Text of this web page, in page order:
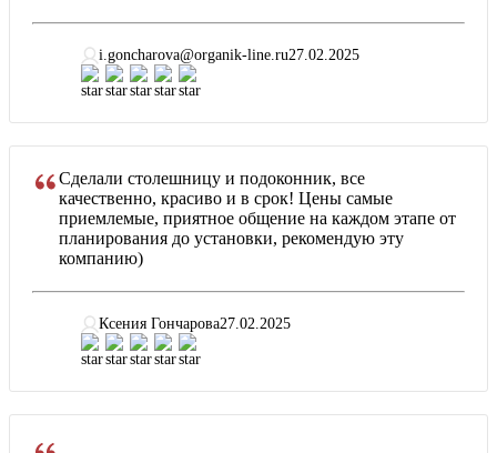
i.goncharova@organik-line.ru27.02.2025
Сделали столешницу и подоконник, все
качественно, красиво и в срок! Цены самые
приемлемые, приятное общение на каждом этапе от
планирования до установки, рекомендую эту
компанию)
Ксения Гончарова27.02.2025